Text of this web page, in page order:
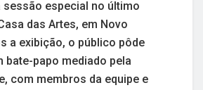
sessão especial no último
das Artes, em Novo
a exibição, o público pôde
bate-papo mediado pela
com membros da equipe e